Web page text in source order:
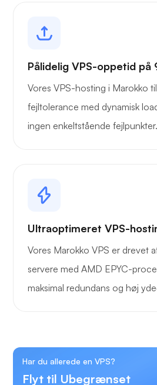
Pålidelig VPS-oppetid på
Vores VPS-hosting i Marokko
fejltolerance med dynamisk
ingen enkeltstående fejlpunkter.
Ultraoptimeret VPS-
Vores Marokko VPS er drevet
servere med AMD EPYC-
maksimal redundans og høj
Har du allerede en VPS?
Flyt til Ubegrænset